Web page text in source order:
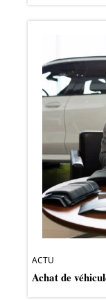
ACTU
Achat de